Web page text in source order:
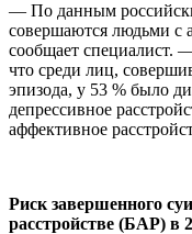
— По данным
совершаются людьми с
сообщает специалист.
что среди лиц,
эпизода, у 53 % было
депрессивное
аффективное
Риск завершенного
расстройстве (БАР) в